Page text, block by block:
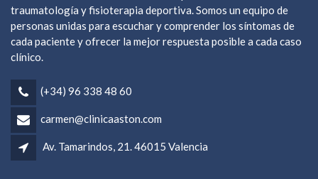
traumatología y fisioterapia deportiva. Somos un equipo de
personas unidas para escuchar y comprender los síntomas de
cada paciente y ofrecer la mejor respuesta posible a cada caso
clínico.
(+34) 96 338 48 60
carmen@clinicaaston.com
Av. Tamarindos, 21. 46015 Valencia